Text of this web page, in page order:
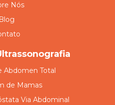
Nós
Blog
Abdomen Total
de Mamas
Via Abdominal